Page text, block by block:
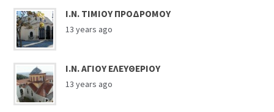
Ι.Ν. ΤΙΜΙΟΥ ΠΡΟΔΡΟΜΟΥ
13 years ago
Ι.Ν. ΑΓΙΟΥ ΕΛΕΥΘΕΡΙΟΥ
13 years ago